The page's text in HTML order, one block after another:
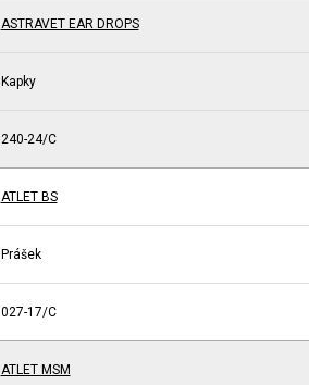
ASTRAVET EAR DROPS
Kapky
240-24/C
ATLET BS
Prášek
027-17/C
ATLET MSM